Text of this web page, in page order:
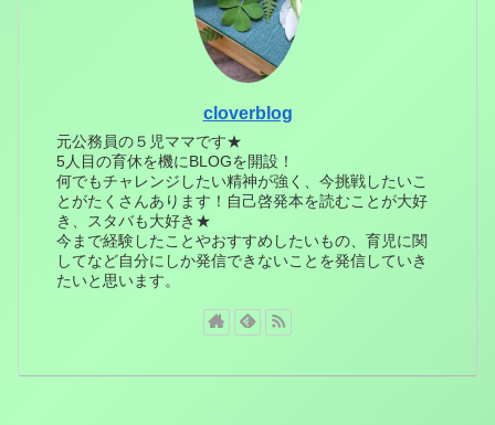
cloverblog
元公務員の５児ママです★
5人目の育休を機にBLOGを開設！
何でもチャレンジしたい精神が強く、今挑戦したいこ
とがたくさんあります！自己啓発本を読むことが大好
き、スタバも大好き★
今まで経験したことやおすすめしたいもの、育児に関
してなど自分にしか発信できないことを発信していき
たいと思います。